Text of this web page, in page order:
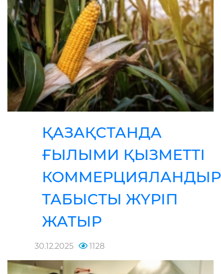
ҚАЗАҚСТАНДА
ҒЫЛЫМИ ҚЫЗМЕТТІ
ТАБЫСТЫ ЖҮРІП
ЖАТЫР
30.12.2025 1128